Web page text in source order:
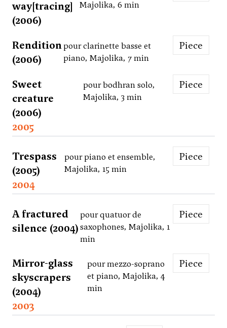
way[tracing]
(2006)
Majolika, 6 min
Rendition
(2006)
pour clarinette basse et
piano, Majolika, 7 min
Piece
Sweet
creature
(2006)
pour bodhran solo,
Majolika, 3 min
Piece
2005
Trespass
(2005)
pour piano et ensemble,
Majolika, 15 min
Piece
2004
A fractured
silence (2004)
pour quatuor de
saxophones, Majolika, 1
min
Piece
Mirror-glass
skyscrapers
(2004)
pour mezzo-soprano
et piano, Majolika, 4
min
Piece
2003